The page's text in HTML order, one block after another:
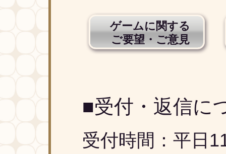
ゲームに関する
ご要望・ご意見
■受付・返信に
受付時間：平日